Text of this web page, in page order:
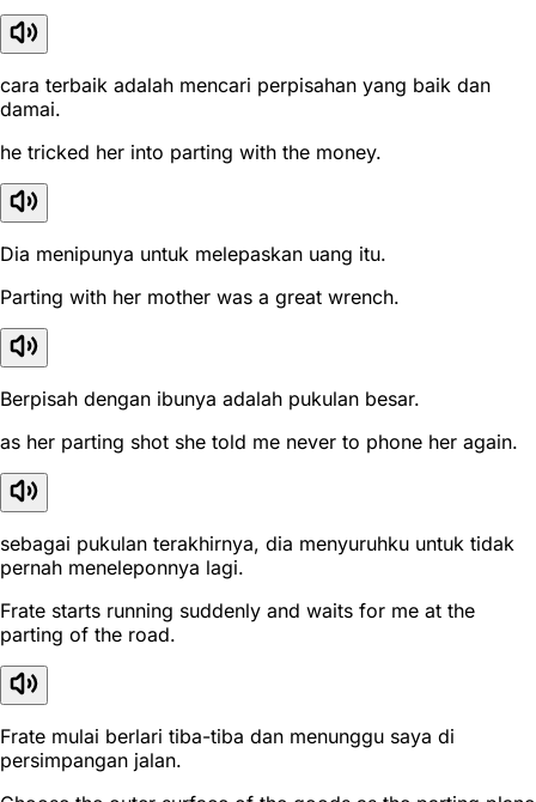
cara terbaik adalah mencari perpisahan yang baik dan
damai.
he tricked her into parting with the money.
Dia menipunya untuk melepaskan uang itu.
Parting with her mother was a great wrench.
Berpisah dengan ibunya adalah pukulan besar.
as her parting shot she told me never to phone her again.
sebagai pukulan terakhirnya, dia menyuruhku untuk tidak
pernah meneleponnya lagi.
Frate starts running suddenly and waits for me at the
parting of the road.
Frate mulai berlari tiba-tiba dan menunggu saya di
persimpangan jalan.